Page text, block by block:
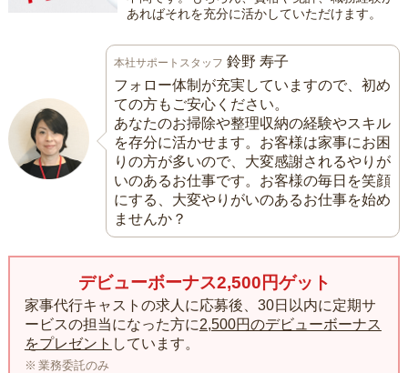
あればそれを充分に活かしていただけます。
本社サポートスタッフ 鈴野 寿子
フォロー体制が充実していますので、初め
ての方もご安心ください。
あなたのお掃除や整理収納の経験やスキル
を存分に活かせます。お客様は家事にお困
りの方が多いので、大変感謝されるやりが
いのあるお仕事です。お客様の毎日を笑顔
にする、大変やりがいのあるお仕事を始め
ませんか？
デビューボーナス2,500円ゲット
家事代行キャストの求人に応募後、30日以内に定期サ
ービスの担当になった方に2,500円のデビューボーナス
をプレゼント しています。
業務委託のみ